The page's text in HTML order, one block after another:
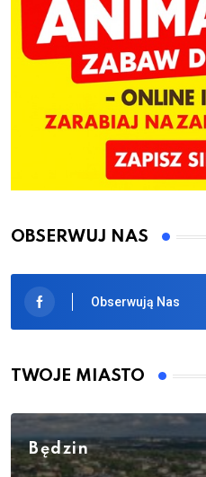
OBSERWUJ NAS
Obserwują Nas
TWOJE MIASTO
Będzin